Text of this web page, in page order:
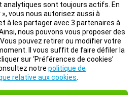
sont toujours actifs. En
vous nous autorisez aussi à
à les partager avec 3 partenaires à
nous pouvons vous proposer des
pouvez retirer ou modifier votre
Il vous suffit de faire défiler la
sur ‘Préférences de cookies’
notre politique de
relative aux cookies